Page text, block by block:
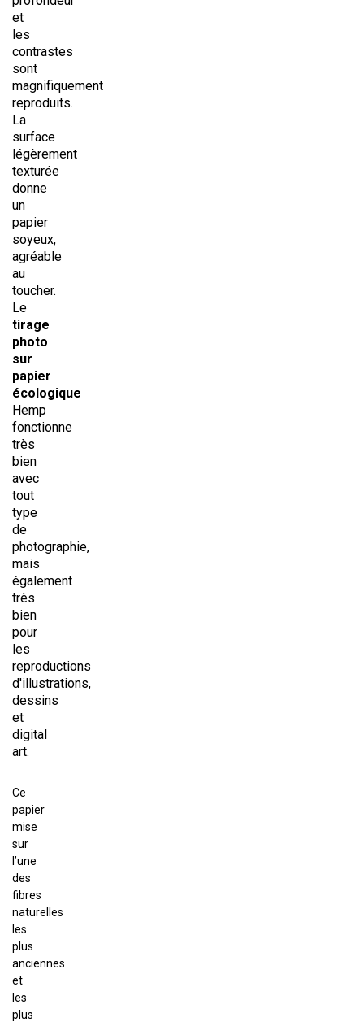
et
les
contrastes
sont
magnifiquement
reproduits.
La
surface
légèrement
texturée
donne
un
papier
soyeux,
agréable
au
toucher.
Le
tirage
photo
sur
papier
écologique
Hemp
fonctionne
très
bien
avec
tout
type
de
photographie,
mais
également
très
bien
pour
les
reproductions
d'illustrations,
dessins
et
digital
art.
Ce
papier
mise
sur
l’une
des
fibres
naturelles
les
plus
anciennes
et
les
plus